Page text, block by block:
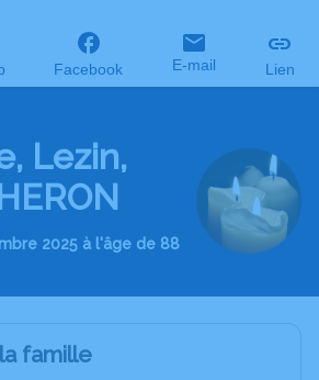
Facebook E-mail Lien
Lezin,
2025 à l'âge de 88
famille